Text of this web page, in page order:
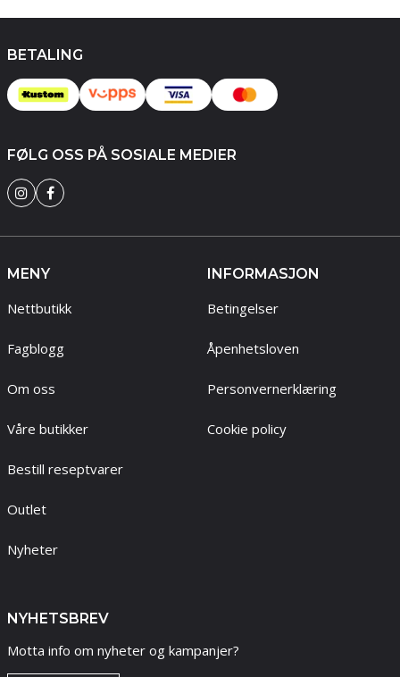
BETALING
FØLG OSS PÅ SOSIALE MEDIER
MENY
Nettbutikk
Fagblogg
Om oss
Våre butikker
Bestill reseptvarer
Outlet
Nyheter
INFORMASJON
Betingelser
Åpenhetsloven
Personvernerklæring
Cookie policy
NYHETSBREV
Motta info om nyheter og kampanjer?